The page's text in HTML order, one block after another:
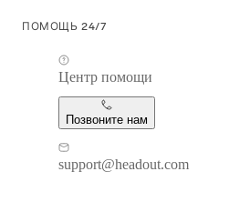
ПОМОЩЬ 24/7
Центр помощи
Позвоните нам
support@headout.com